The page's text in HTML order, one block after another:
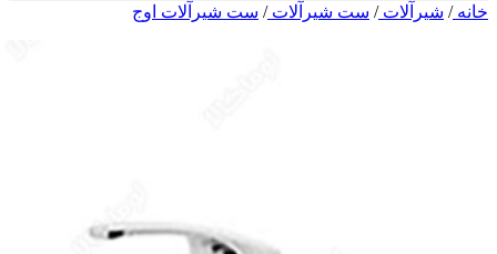
خانه/ شیرآلات/ ست شیرآلات/ ست شیرآلات اوج